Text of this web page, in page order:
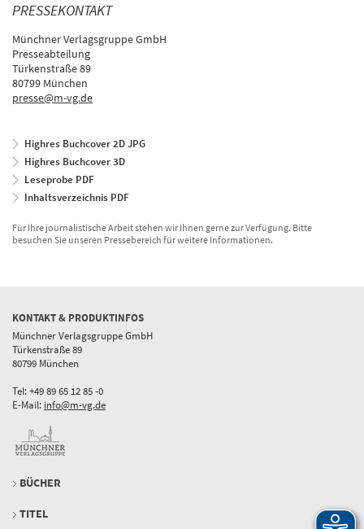
PRESSEKONTAKT
Münchner Verlagsgruppe GmbH
Presseabteilung
Türkenstraße 89
80799 München
presse@m-vg.de
Highres Buchcover 2D JPG
Highres Buchcover 3D
Leseprobe PDF
Inhaltsverzeichnis PDF
Für Ihre journalistische Arbeit stehen wir Ihnen gerne zur Verfügung. Bitte
besuchen Sie unseren Pressebereich für weitere Informationen.
KONTAKT & PRODUKTINFOS
Münchner Verlagsgruppe GmbH
Türkenstraße 89
80799 München
Tel: +49 89 65 12 85 -0
E-Mail: info@m-vg.de
BÜCHER
TITEL